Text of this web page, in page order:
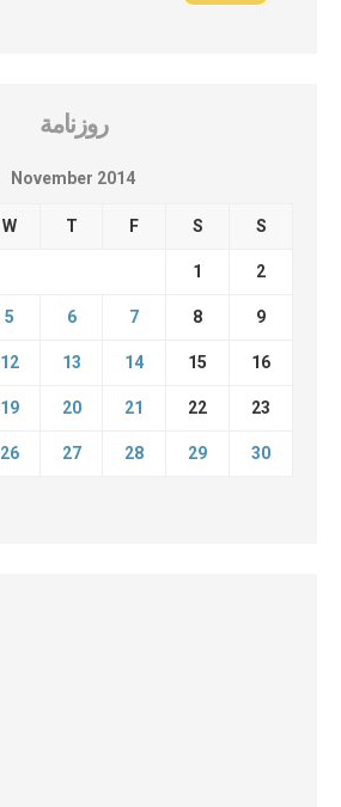
روزنامة
November 2014
W T F S S
1 2
5 6 7 8 9
12 13 14 15 16
19 20 21 22 23
26 27 28 29 30